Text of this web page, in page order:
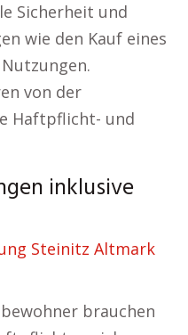
Sicherheit und
wie den Kauf eines
von der
Haftpflicht- und
inklusive
Steinitz Altmark
brauchen